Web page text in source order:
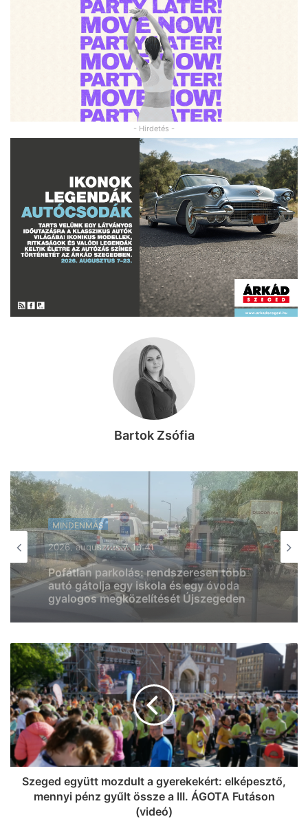
- Hirdetés -
Bartok Zsófia
MINDENMÁS
2026, augusztus 7. 11:29
Négyes karambol történt az M5-ösön,
alakul a torlódás
MINDENMÁS
2026, augusztus 7. 10:53
Részegen rollerezett egy férfi
Szegeden: felhajtott a járdára, majd
elesett – olyan ittas volt, hogy nem
tudta a légalkohol-mérőt megfújni a
Szeged együtt mozdult a gyerekekért: elképesztő,
mennyi pénz gyűlt össze a III. ÁGOTA Futáson
(videó)